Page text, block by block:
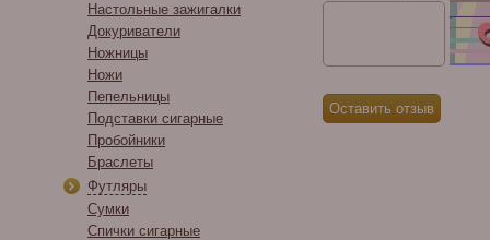
Настольные зажигалки
Докуриватели
Ножницы
Ножи
Пепельницы
Подставки сигарные
Пробойники
Браслеты
Футляры
Сумки
Спички сигарные